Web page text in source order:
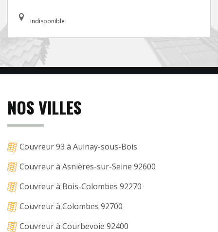
indisponible
NOS VILLES
Couvreur 93 à Aulnay-sous-Bois
Couvreur à Asnières-sur-Seine 92600
Couvreur à Bois-Colombes 92270
Couvreur à Colombes 92700
Couvreur à Courbevoie 92400